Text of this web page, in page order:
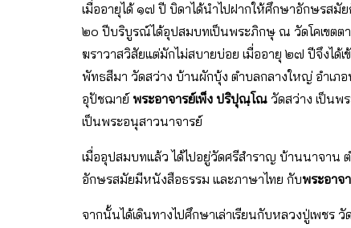
เมื่ออายุได้ ๑๗ ปี บิดาได้นำไปฝากให้ศึกษาอักษรสมั
๒๐ ปีบริบูรณ์ได้อุปสมบทเป็นพระภิกษุ ณ วัดโคเขตต
ฆราวาสวิสัยแต่มักไม่สบายบ่อย เมื่ออายุ ๒๗ ปีจึงไ
พัทธสีมา วัดสว่าง บ้านผักบุ้ง ตำบลกลางใหญ่ อำเภ
อุปัชฌาย์ พระอาจารย์เพ็ง ปริปุณฺโณ วัดสว่าง เป็นพ
เป็นพระอนุสาวนาจารย์
เมื่ออุปสมบทแล้ว ได้ไปอยู่วัดศรีสำราญ บ้านนาจาน
อักษรสมัยมีหนังสือธรรม และภาษาไทย กับพระอาจ
จากนั้นได้เดินทางไปศึกษาเล่าเรียนกับหลวงปู่เพชร